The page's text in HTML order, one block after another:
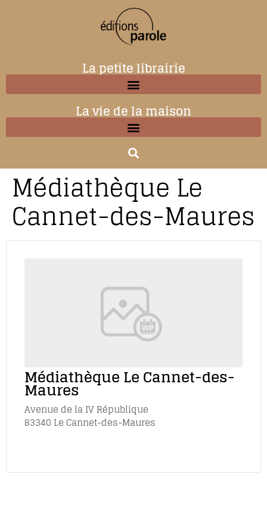
La petite librairie
La vie de la maison
Médiathèque Le
Cannet-des-Maures
Médiathèque Le Cannet-des-
Maures
Avenue de la IV République
83340 Le Cannet-des-Maures